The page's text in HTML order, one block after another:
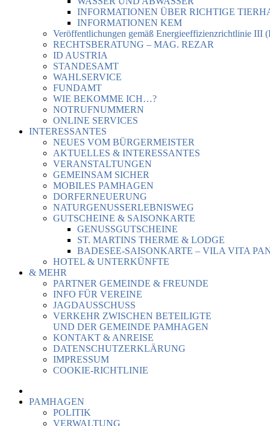
INFORMATIONEN ÜBER RICHTIGE
INFORMATIONEN KEM
Veröffentlichungen gemäß Energieeffizienzrichtlinie III
RECHTSBERATUNG – MAG. REZAR
ID AUSTRIA
STANDESAMT
WAHLSERVICE
FUNDAMT
WIE BEKOMME ICH…?
NOTRUFNUMMERN
ONLINE SERVICES
INTERESSANTES
NEUES VOM BÜRGERMEISTER
AKTUELLES & INTERESSANTES
VERANSTALTUNGEN
GEMEINSAM SICHER
MOBILES PAMHAGEN
DORFERNEUERUNG
NATURGENUSSERLEBNISWEG
GUTSCHEINE & SAISONKARTE
GENUSSGUTSCHEINE
ST. MARTINS THERME & LODGE
BADESEE-SAISONKARTE – VILA VITA
HOTEL & UNTERKÜNFTE
& MEHR
PARTNER GEMEINDE & FREUNDE
INFO FÜR VEREINE
JAGDAUSSCHUSS
VERKEHR ZWISCHEN BETEILIGTE
UND DER GEMEINDE PAMHAGEN
KONTAKT & ANREISE
DATENSCHUTZERKLÄRUNG
IMPRESSUM
COOKIE-RICHTLINIE
PAMHAGEN
POLITIK
VERWALTUNG